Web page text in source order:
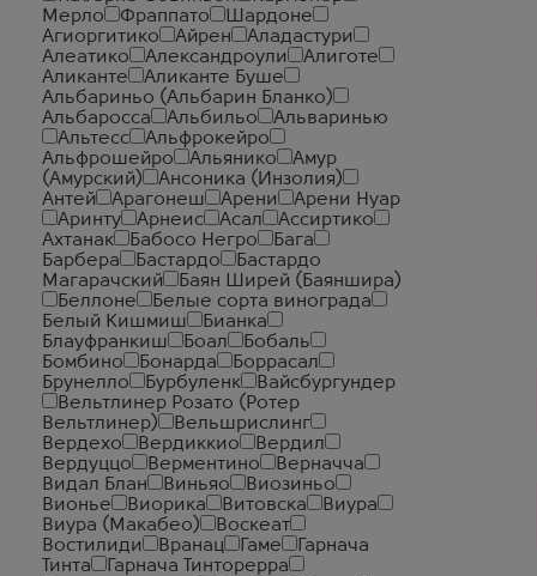
Мерло
Фраппато
Шардоне
Агиоргитико
Айрен
Аладастури
Алеатико
Александроули
Алиготе
Аликанте
Аликанте Буше
Альбариньо (Альбарин Бланко)
Альбаросса
Альбильо
Альваринью
Альтесс
Альфрокейро
Альфрошейро
Альянико
Амур
(Амурский)
Ансоника (Инзолия)
Антей
Арагонеш Арени
Арени Нуар
Аринту
Арнеис Асал
Ассиртико
Ахтанак
Бабосо Негро
Бага
Барбера
Бастардо
Бастардо
Магарачский
Баян Ширей (Баяншира)
Беллоне
Белые сорта винограда
Белый Кишмиш
Бианка
Блауфранкиш
Боал
Бобаль
Бомбино
Бонарда
Боррасал
Брунелло
Бурбуленк
Вайсбургундер
Вельтлинер Розато (Ротер
Вельтлинер)
Вельшрислинг
Вердехо
Вердиккио
Вердил
Вердуццо
Верментино
Верначча
Видал Блан
Виньяо
Виозиньо
Вионье
Виорика Витовска
Виура
Виура (Макабео)
Воскеат
Востилиди
Вранац Гаме
Гарнача
Тинта
Гарнача Тинторерра